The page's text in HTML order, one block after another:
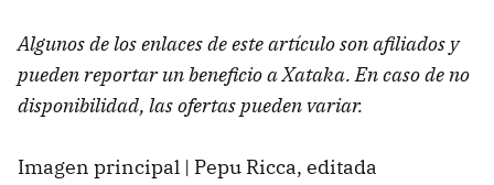
Algunos de los enlaces de este artículo son afiliados y
pueden reportar un beneficio a Xataka. En caso de no
disponibilidad, las ofertas pueden variar.
Imagen principal | Pepu Ricca, editada